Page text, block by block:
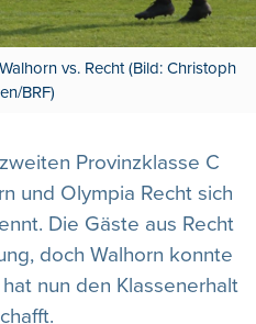
vs. Recht (Bild: Christoph
BRF)
Provinzklasse C
und Olympia Recht sich
Die Gäste aus Recht
doch Walhorn konnte
nun den Klassenerhalt